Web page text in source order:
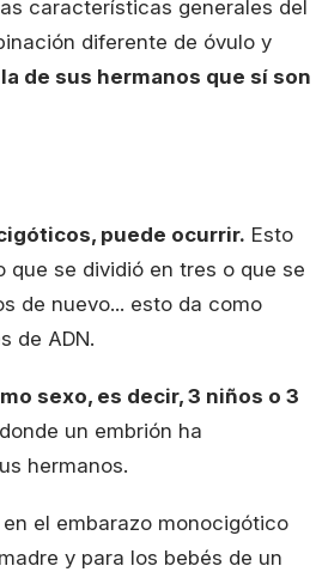
características generales del
diferente de óvulo y
de sus hermanos que sí son
puede ocurrir. Esto
se dividió en tres o que se
de nuevo... esto da como
de ADN.
sexo, es decir, 3 niños o 3
un embrión ha
hermanos.
el embarazo monocigótico
y para los bebés de un